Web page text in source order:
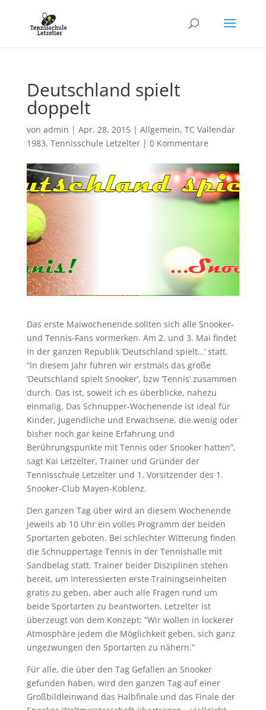
Deutschland spielt
doppelt
von admin | Apr. 28, 2015| Allgemein, TC Vallendar
1983, Tennisschule Letzelter| 0 Kommentare
Das erste Maiwochenende sollten sich alle Snooker-
und Tennis-Fans vormerken. Am 2. und 3. Mai findet
in der ganzen Republik ‘Deutschland spielt…’ statt.
“In diesem Jahr führen wir erstmals das große
‘Deutschland spielt Snooker’, bzw ‘Tennis’ zusammen
durch. Das ist, soweit ich es überblicke, nahezu
einmalig. Das Schnupper-Wochenende ist ideal für
Kinder, Jugendliche und Erwachsene, die wenig oder
bisher noch gar keine Erfahrung und
Berührungspunkte mit Tennis oder Snooker hatten”,
sagt Kai Letzelter, Trainer und Gründer der
Tennisschule Letzelter und 1. Vorsitzender des 1.
Snooker-Club Mayen-Koblenz.
Den ganzen Tag über wird an diesem Wochenende
jeweils ab 10 Uhr ein volles Programm der beiden
Sportarten geboten. Bei schlechter Witterung finden
die Schnuppertage Tennis in der Tennishalle mit
Sandbelag statt. Trainer beider Disziplinen stehen
bereit, um Interessierten erste Trainingseinheiten
gratis zu geben, aber auch alle Fragen rund um
beide Sportarten zu beantworten. Letzelter ist
überzeugt von dem Konzept: “Wir wollen in lockerer
Atmosphäre jedem die Möglichkeit geben, sich ganz
ungezwungen den Sportarten zu nähern.”
Für alle, die über den Tag Gefallen an Snooker
gefunden haben, wird den ganzen Tag auf einer
Großbildleinwand das Halbfinale und das Finale der